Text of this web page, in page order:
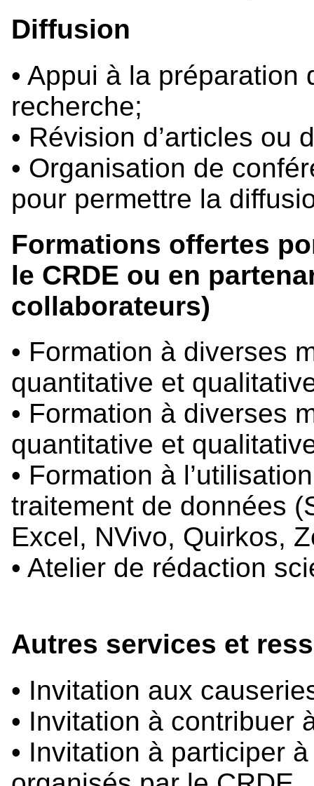
Diffusion
• Appui à la préparation
recherche;
• Révision d’articles ou
• Organisation de
pour permettre la
Formations offertes
le CRDE ou en
collaborateurs)
• Formation à diverses
quantitative et
• Formation à diverses
quantitative et
• Formation à
traitement de données
Excel, NVivo, Quirkos,
• Atelier de rédaction
Autres services et
• Invitation aux
• Invitation à contribuer
• Invitation à participer